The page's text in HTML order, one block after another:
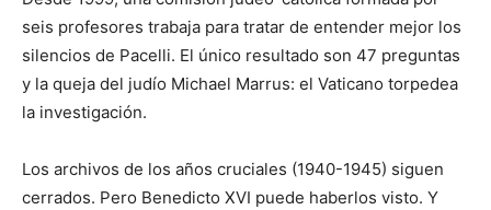
seis profesores trabaja para tratar de entender mejor los
silencios de Pacelli. El único resultado son 47 preguntas
y la queja del judío Michael Marrus: el Vaticano torpedea
la investigación.
Los archivos de los años cruciales (1940-1945) siguen
cerrados. Pero Benedicto XVI puede haberlos visto. Y